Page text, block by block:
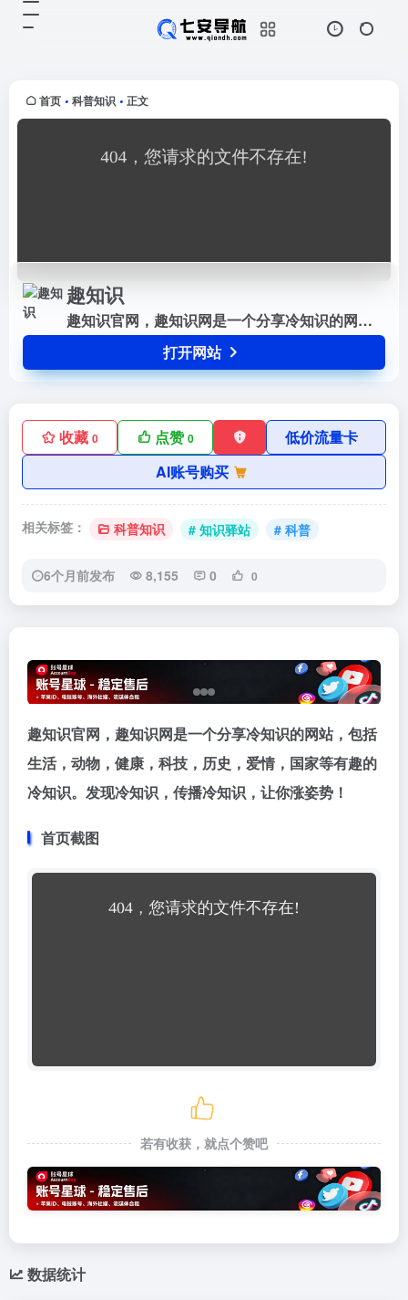
首页 • 科普知识 • 正文
趣知识
趣知识官网，趣知识网是一个分享冷知识的网站，包括生活，动物，健康，科技，历史，爱情，国家等有趣的冷知识。发现冷知识，传播冷知识，让你涨姿势！
打开网站
收藏 0 点赞0
低价流量卡
AI账号购买
相关标签： 科普知识 # 知识驿站 # 科普
6个月前发布 8,155 0 0
康，科技，历史，爱情，国家等有趣
的冷知识。发现冷知识，传播冷知
识，让你涨姿势！
趣知识官网，趣知识网是一个分享冷知识的网站，包括
生活，动物，健康，科技，历史，爱情，国家等有趣的
冷知识。发现冷知识，传播冷知识，让你涨姿势！
首页截图
若有收获，就点个赞吧
数据统计